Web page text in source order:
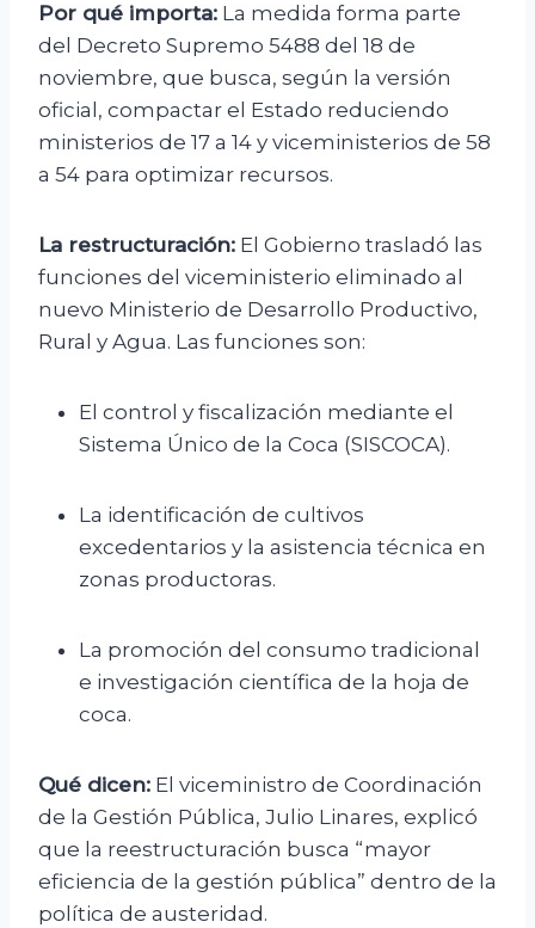
Por qué importa: La medida forma parte
del Decreto Supremo 5488 del 18 de
noviembre, que busca, según la versión
oficial, compactar el Estado reduciendo
ministerios de 17 a 14 y viceministerios de 58
a 54 para optimizar recursos.
La restructuración: El Gobierno trasladó las
funciones del viceministerio eliminado al
nuevo Ministerio de Desarrollo Productivo,
Rural y Agua. Las funciones son:
El control y fiscalización mediante el
Sistema Único de la Coca (SISCOCA).
La identificación de cultivos
excedentarios y la asistencia técnica en
zonas productoras.
La promoción del consumo tradicional
e investigación científica de la hoja de
coca.
Qué dicen: El viceministro de Coordinación
de la Gestión Pública, Julio Linares, explicó
que la reestructuración busca “mayor
eficiencia de la gestión pública” dentro de la
política de austeridad.